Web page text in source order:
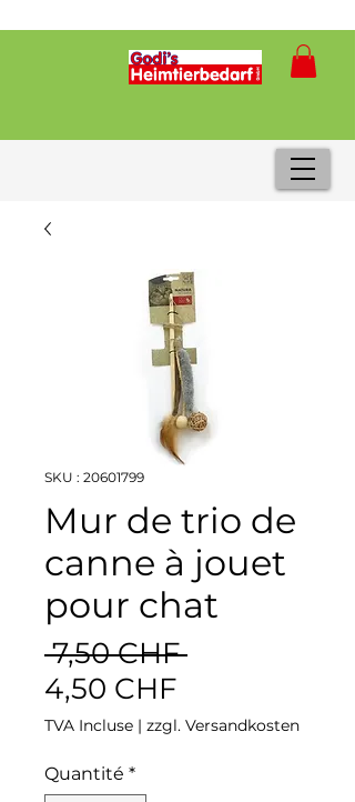
SKU : 20601799
Mur de trio de
canne à jouet
pour chat
7,50 CHF Prix
4,50 CHFPrix
TVA Incluse | zzgl. Versandkosten
Quantité *